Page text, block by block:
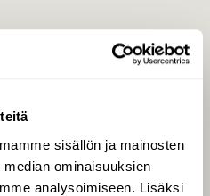
sisällön ja mainosten
ominaisuuksien
analysoimiseen. Lisäksi
Tilaa digilukuoikeus
Äänestä parasta juttua
Tilaa uutiskirje